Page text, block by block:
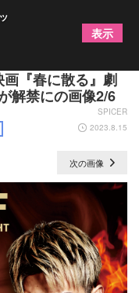
ェザー級タイト
『春に散る』劇
解禁にの画像2/6
SPICER
2023.8.15
次の画像
表示